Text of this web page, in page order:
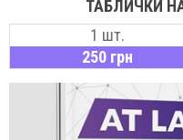
ТАБЛИЧКИ
1 шт.
250 грн